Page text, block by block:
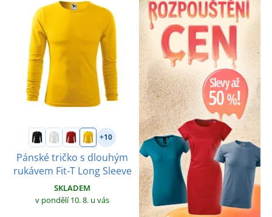
+10
Pánské tričko s dlouhým
rukávem Fit-T Long Sleeve
SKLADEM
v pondělí 10. 8. u vás